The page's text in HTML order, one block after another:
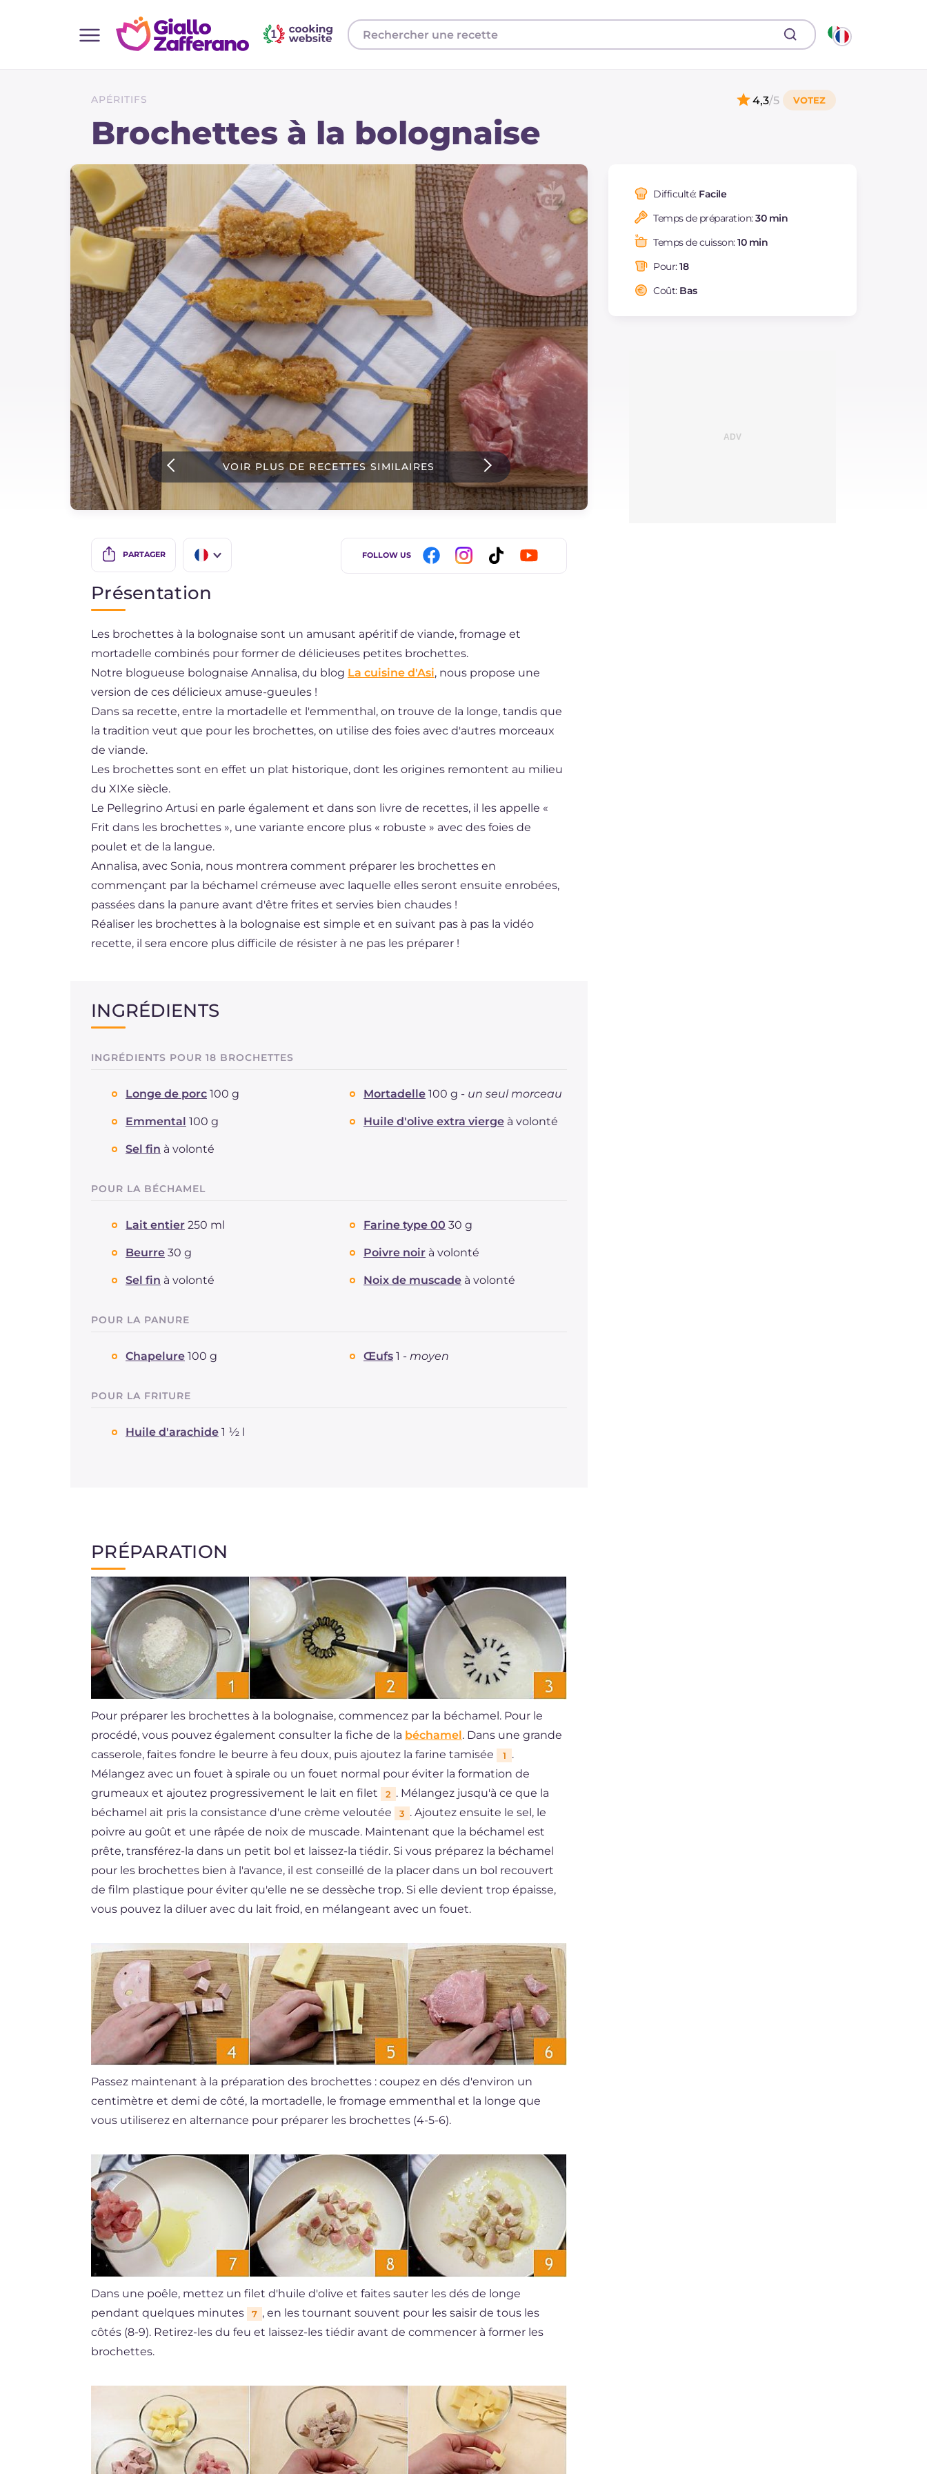
Toutes les recettes
Plats principaux
Boissons et rafraîchissements
Accompagnement
Pizzas et focaccia
Gateaux et patisserie
Dernieres recettes
Instagram
YouTube
APÉRITIFS
Brochettes à la bolognaise
4,3/5
VOIR PLUS DE RECETTES SIMILAIRES
PARTAGER
DE
ES
BR
NL
FOLLOW US
Difficulté: Facile
Temps de préparation:30 min
Temps de cuisson:10 min
Pour:18
Coût: Bas
Présentation
Les brochettes à la bolognaise sont un amusant apéritif de viande, fromage et
mortadelle combinés pour former de délicieuses petites brochettes.
Notre blogueuse bolognaise Annalisa, du blog La cuisine d'Asi, nous propose une
version de ces délicieux amuse-gueules !
Dans sa recette, entre la mortadelle et l'emmenthal, on trouve de la longe, tandis que
la tradition veut que pour les brochettes, on utilise des foies avec d'autres morceaux
de viande.
Les brochettes sont en effet un plat historique, dont les origines remontent au milieu
du XIXe siècle.
Le Pellegrino Artusi en parle également et dans son livre de recettes, il les appelle «
Frit dans les brochettes », une variante encore plus « robuste » avec des foies de
poulet et de la langue.
Annalisa, avec Sonia, nous montrera comment préparer les brochettes en
commençant par la béchamel crémeuse avec laquelle elles seront ensuite enrobées,
passées dans la panure avant d'être frites et servies bien chaudes !
Réaliser les brochettes à la bolognaise est simple et en suivant pas à pas la vidéo
recette, il sera encore plus difficile de résister à ne pas les préparer !
INGRÉDIENTS
INGRÉDIENTS POUR 18 BROCHETTES
Longe de porc 100 g Mortadelle 100 g - un seul morceau
Emmental 100 g Huile d'olive extra vierge à volonté
Sel fin à volonté
POUR LA BÉCHAMEL
Lait entier 250 ml Farine type 00 30 g
Beurre 30 g Poivre noir à volonté
Sel fin à volonté Noix de muscade à volonté
POUR LA PANURE
Chapelure 100 g Œufs 1 - moyen
POUR LA FRITURE
Huile d'arachide 1 ½ l
PRÉPARATION
Pour préparer les brochettes à la bolognaise, commencez par la béchamel. Pour le
procédé, vous pouvez également consulter la fiche de la béchamel. Dans une grande
casserole, faites fondre le beurre à feu doux, puis ajoutez la farine tamisée
1
.
Mélangez avec un fouet à spirale ou un fouet normal pour éviter la formation de
grumeaux et ajoutez progressivement le lait en filet
2 . Mélangez jusqu'à ce que la
béchamel ait pris la consistance d'une crème veloutée
3 . Ajoutez ensuite le sel, le
poivre au goût et une râpée de noix de muscade. Maintenant que la béchamel est
prête, transférez-la dans un petit bol et laissez-la tiédir. Si vous préparez la béchamel
pour les brochettes bien à l'avance, il est conseillé de la placer dans un bol recouvert
de film plastique pour éviter qu'elle ne se dessèche trop. Si elle devient trop épaisse,
vous pouvez la diluer avec du lait froid, en mélangeant avec un fouet.
Passez maintenant à la préparation des brochettes : coupez en dés d'environ un
centimètre et demi de côté, la mortadelle, le fromage emmenthal et la longe que
vous utiliserez en alternance pour préparer les brochettes (4-5-6).
Dans une poêle, mettez un filet d'huile d'olive et faites sauter les dés de longe
pendant quelques minutes
7 , en les tournant souvent pour les saisir de tous les
côtés (8-9). Retirez-les du feu et laissez-les tiédir avant de commencer à former les
brochettes.